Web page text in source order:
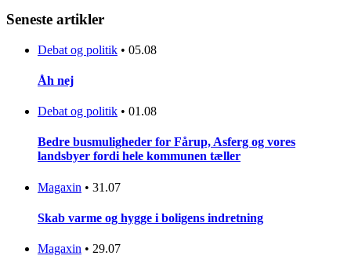
Seneste artikler
Debat og politik • 05.08
Åh nej
Debat og politik • 01.08
Bedre busmuligheder for Fårup, Asferg og vores
landsbyer fordi hele kommunen tæller
Magaxin • 31.07
Skab varme og hygge i boligens indretning
Magaxin • 29.07